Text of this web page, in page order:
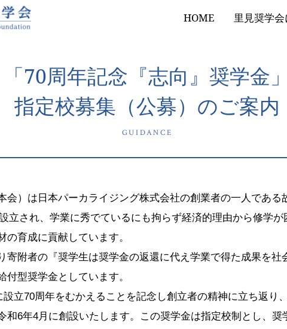
HOME 里見奨学
「70周年記念『志向』奨学金」
指定校募集（公募）のご案内
GUIDANCE
会）は日本パーカライジング株式会社の創業者の一人である
立され、学業に秀でているにも拘らず経済的理由から修学
の育成に貢献しています。
寄附者の『奨学生は奨学金の返還に代え学業で得た成果を社
付型奨学金としています。
設立70周年をむかえることを記念し創立者の精神に立ち返り
和6年4月に創設いたします。この奨学金は指定校制とし、